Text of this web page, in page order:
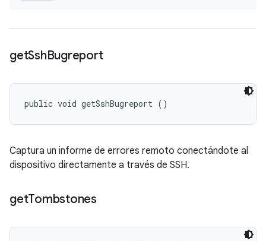
getSshBugreport
public void getSshBugreport ()
Captura un informe de errores remoto conectándote al
dispositivo directamente a través de SSH.
getTombstones